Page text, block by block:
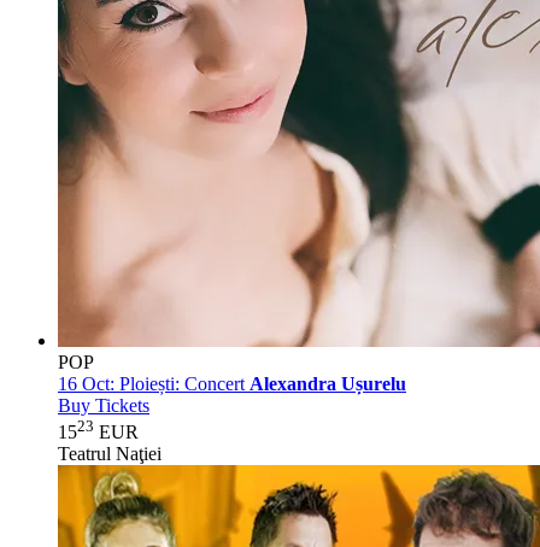
POP
16 Oct: Ploiești: Concert Alexandra Ușurelu
Buy Tickets
1523 EUR
Teatrul Naţiei